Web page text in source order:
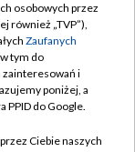
osobowych przez
również „TVP”),
Zaufanych
tym do
zainteresowań i
poniżej, a
PPID do Google.
Ciebie naszych